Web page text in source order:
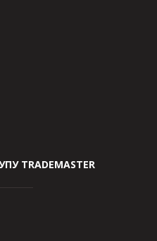
TRADEMASTER